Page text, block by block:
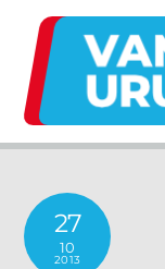
content
27
10
2013